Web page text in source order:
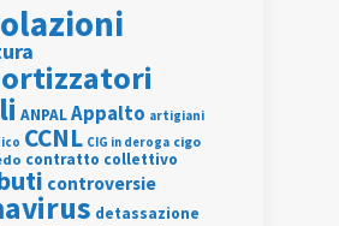
ANPALAppalto artigiani
CCNL CIG in deroga cigo
contratto collettivo
controversie
detassazione